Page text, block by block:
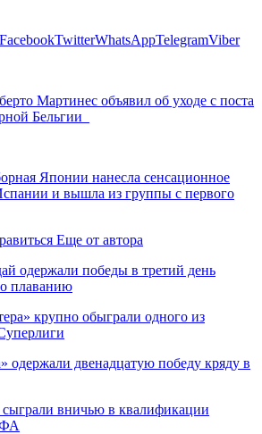
FacebookTwitterWhatsAppTelegramViber
Мартинес объявил об уходе с поста
Бельгии
Японии нанесла сенсационное
и вышла из группы с первого
Еще от автора
одержали победы в третий день
плаванию
крупно обыграли одного из
одержали двенадцатую победу кряду в
вничью в квалификации